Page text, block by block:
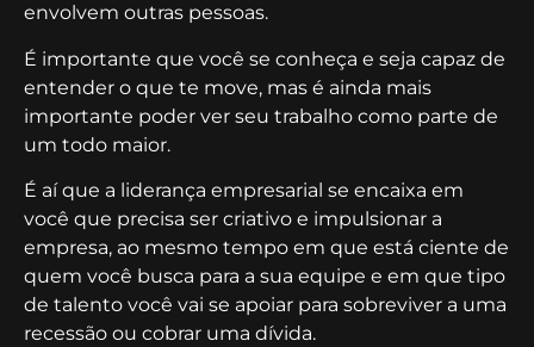
envolvem outras pessoas.
É importante que você se conheça e seja capaz de
entender o que te move, mas é ainda mais
importante poder ver seu trabalho como parte de
um todo maior.
É aí que a liderança empresarial se encaixa em
você que precisa ser criativo e impulsionar a
empresa, ao mesmo tempo em que está ciente de
quem você busca para a sua equipe e em que tipo
de talento você vai se apoiar para sobreviver a uma
recessão ou cobrar uma dívida.